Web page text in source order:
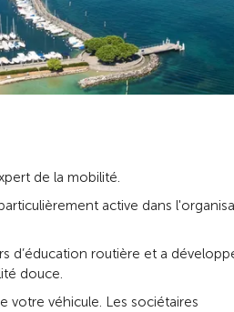
de la mobilité.
active dans
d’éducation routière et a
douce.
votre véhicule. Les sociétaires